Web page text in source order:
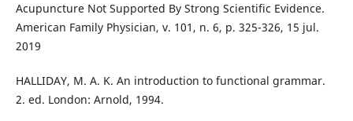
Acupuncture Not Supported By Strong Scientific Evidence.
American Family Physician, v. 101, n. 6, p. 325-326, 15 jul.
2019
HALLIDAY, M. A. K. An introduction to functional grammar.
2. ed. London: Arnold, 1994.